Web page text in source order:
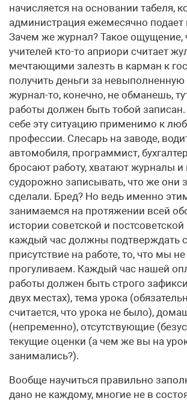
начисляется на основании табеля,
администрация ежемесячно подает
Зачем же журнал? Такое ощущение,
учителей кто-то априори считает
мечтающими залезть в карман к
получить деньги за невыполненную
журнал-то, конечно, не обманешь,
работы должен быть тобой записан.
себе эту ситуацию применимо к
профессии. Слесарь на заводе,
автомобиля, программист,
бросают работу, хватают журналы
судорожно записывать, что же они
сделали. Бред? Но ведь именно
занимаемся на протяжении всей
истории советской и
каждый час должны подтверждать
присутствие на работе, то, что мы
прогуливаем. Каждый час нашей
работы должен быть строго
двух местах), тема урока
считается, что урока не было),
(непременно), отсутствующие
текущие оценки (а чем же вы на
занимались?).
Вообще научиться правильно
дано не каждому, многие не в